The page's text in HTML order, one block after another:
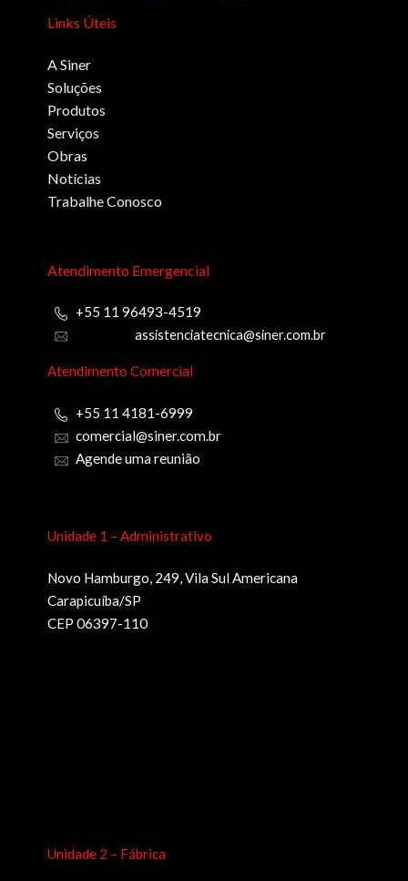
Links Úteis
A Siner
Soluções
Produtos
Serviços
Obras
Notícias
Trabalhe Conosco
Atendimento Emergencial
+55 11 96493-4519
assistenciatecnica@siner.com.br
Atendimento Comercial
+55 11 4181-6999
comercial@siner.com.br
Agende uma reunião
Unidade 1 – Administrativo
Novo Hamburgo, 249, Vila Sul Americana
Carapicuíba/SP
CEP 06397-110
Unidade 2 – Fábrica